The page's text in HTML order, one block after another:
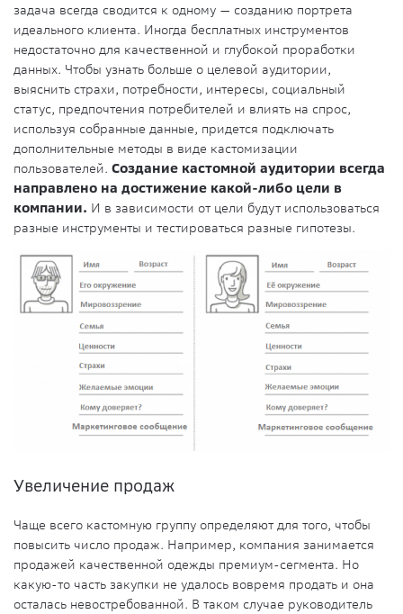
задача всегда сводится к одному — созданию портрета
идеального клиента. Иногда бесплатных инструментов
недостаточно для качественной и глубокой проработки
данных. Чтобы узнать больше о целевой аудитории,
выяснить страхи, потребности, интересы, социальный
статус, предпочтения потребителей и влиять на спрос,
используя собранные данные, придется подключать
дополнительные методы в виде кастомизации
пользователей. Создание кастомной аудитории всегда
направлено на достижение какой-либо цели в
компании. И в зависимости от цели будут использоваться
разные инструменты и тестироваться разные гипотезы.
Увеличение продаж
Чаще всего кастомную группу определяют для того, чтобы
повысить число продаж. Например, компания занимается
продажей качественной одежды премиум-сегмента. Но
какую-то часть закупки не удалось вовремя продать и она
осталась невостребованной. В таком случае руководитель